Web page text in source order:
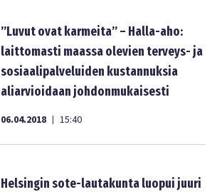
”Luvut ovat karmeita” – Halla-aho:
laittomasti maassa olevien terveys- ja
sosiaalipalveluiden kustannuksia
aliarvioidaan johdonmukaisesti
06.04.2018 | 15:40
Helsingin sote-lautakunta luopui juuri